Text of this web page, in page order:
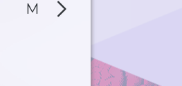
M N